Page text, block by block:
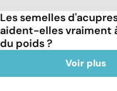
Les semelles
aident-elles vraiment
du poids ?
Voir plus